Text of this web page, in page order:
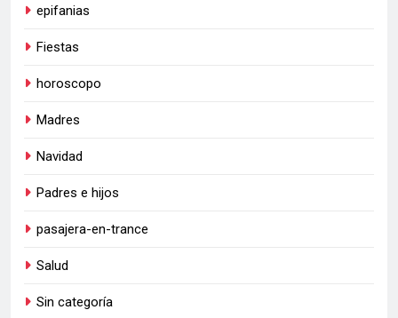
epifanias
Fiestas
horoscopo
Madres
Navidad
Padres e hijos
pasajera-en-trance
Salud
Sin categoría